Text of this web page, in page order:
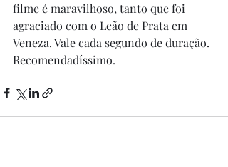
filme é maravilhoso, tanto que foi
agraciado com o Leão de Prata em
Veneza. Vale cada segundo de duração.
Recomendadíssimo.